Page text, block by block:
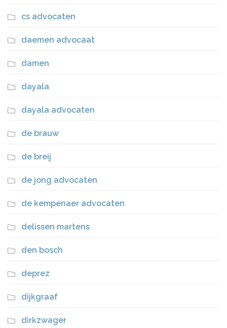
cs advocaten
daemen advocaat
damen
dayala
dayala advocaten
de brauw
de breij
de jong advocaten
de kempenaer advocaten
delissen martens
den bosch
deprez
dijkgraaf
dirkzwager